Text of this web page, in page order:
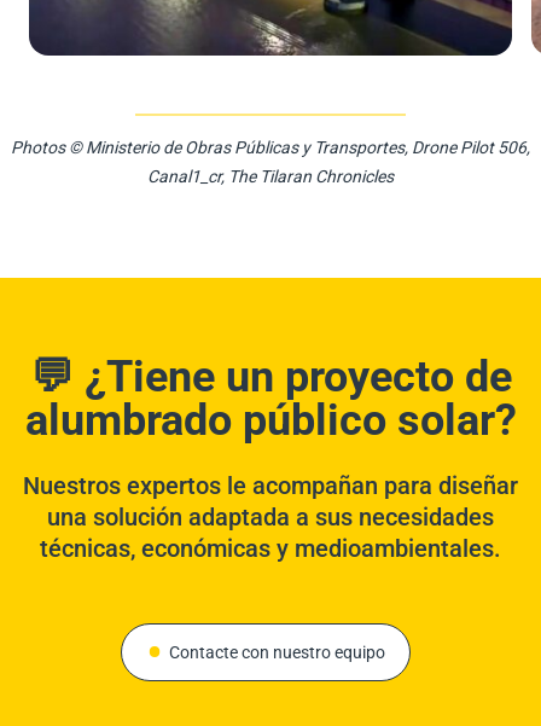
Photos © Ministerio de Obras Públicas y Transportes, Drone Pilot 506,
Canal1_cr, The Tilaran Chronicles
💬 ¿Tiene un proyecto de
alumbrado público solar?
Nuestros expertos le acompañan para diseñar
una solución adaptada a sus necesidades
técnicas, económicas y medioambientales.
Contacte con nuestro equipo